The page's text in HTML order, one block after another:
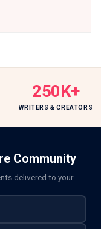
250K+
WRITERS & CREATORS
Community
delivered to your